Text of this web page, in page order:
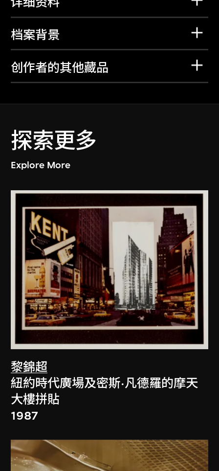
档案背景
创作者的其他藏品
探索更多
Explore More
黎錦超
紐約時代廣場及密斯·凡德羅的摩天
大樓拼貼
1987